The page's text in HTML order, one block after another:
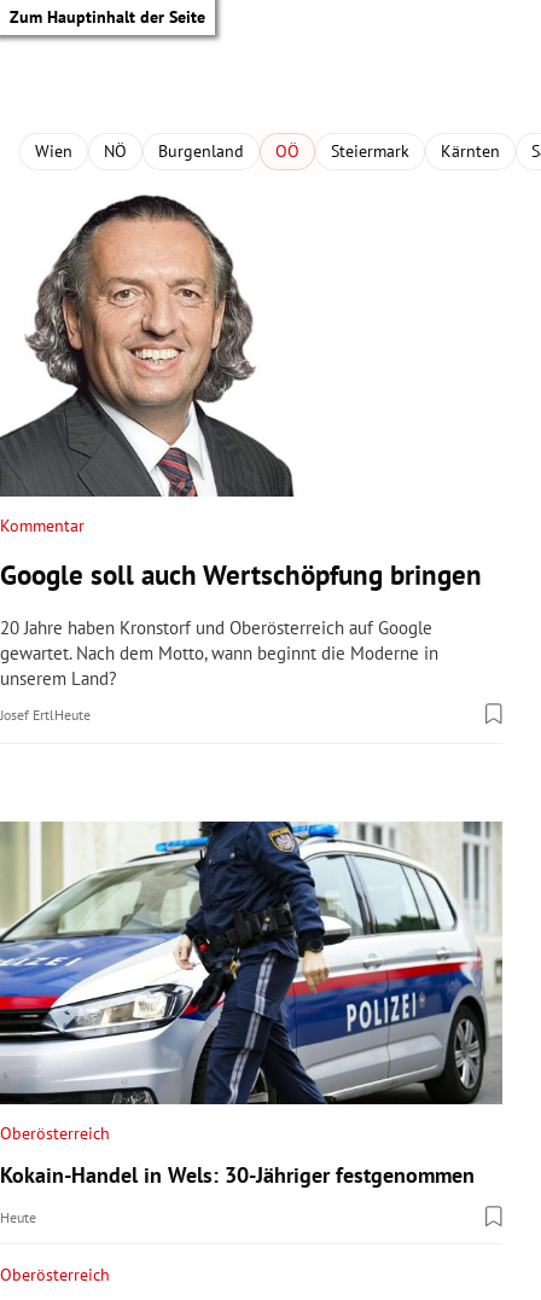
Zum Hauptinhalt der Seite
Untermenü
Untermenü
Untermenü
Untermenü
Untermenü
Untermenü
Untermenü
Wien NÖ Burgenland OÖ Steiermark Kärnten
Kommentar
Google soll auch Wertschöpfung bringen
20 Jahre haben Kronstorf und Oberösterreich auf Google
gewartet. Nach dem Motto, wann beginnt die Moderne in
unserem Land?
Josef Ertl Heute
Oberösterreich
Kokain-Handel in Wels: 30-Jähriger festgenommen
Heute
Oberösterreich